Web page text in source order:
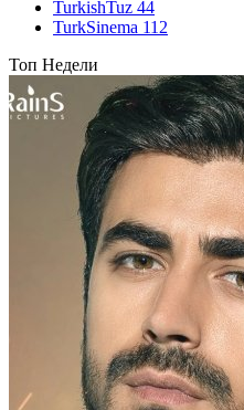
TurkishTuz 44
TurkSinema 112
Топ Недели